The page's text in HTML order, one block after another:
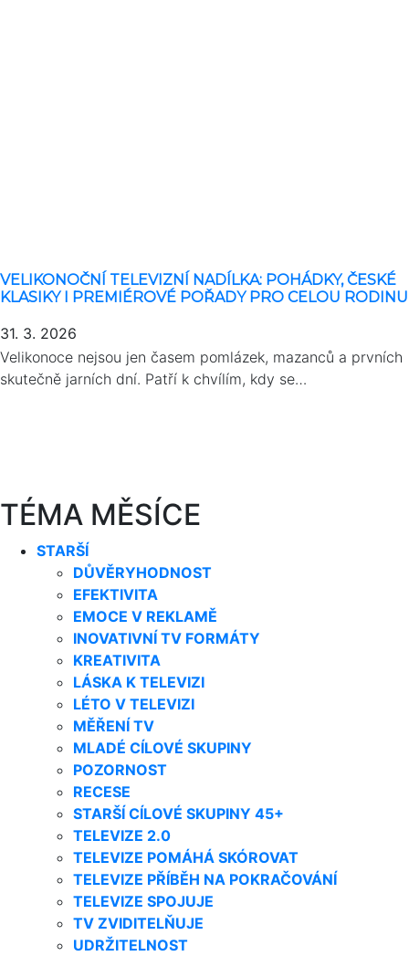
VELIKONOČNÍ TELEVIZNÍ NADÍLKA: POHÁDKY, ČESKÉ
KLASIKY I PREMIÉROVÉ POŘADY PRO CELOU RODINU
31. 3. 2026
Velikonoce nejsou jen časem pomlázek, mazanců a prvních
skutečně jarních dní. Patří k chvílím, kdy se…
TÉMA MĚSÍCE
STARŠÍ
DŮVĚRYHODNOST
EFEKTIVITA
EMOCE V REKLAMĚ
INOVATIVNÍ TV FORMÁTY
KREATIVITA
LÁSKA K TELEVIZI
LÉTO V TELEVIZI
MĚŘENÍ TV
MLADÉ CÍLOVÉ SKUPINY
POZORNOST
RECESE
STARŠÍ CÍLOVÉ SKUPINY 45+
TELEVIZE 2.0
TELEVIZE POMÁHÁ SKÓROVAT
TELEVIZE PŘÍBĚH NA POKRAČOVÁNÍ
TELEVIZE SPOJUJE
TV ZVIDITELŇUJE
UDRŽITELNOST